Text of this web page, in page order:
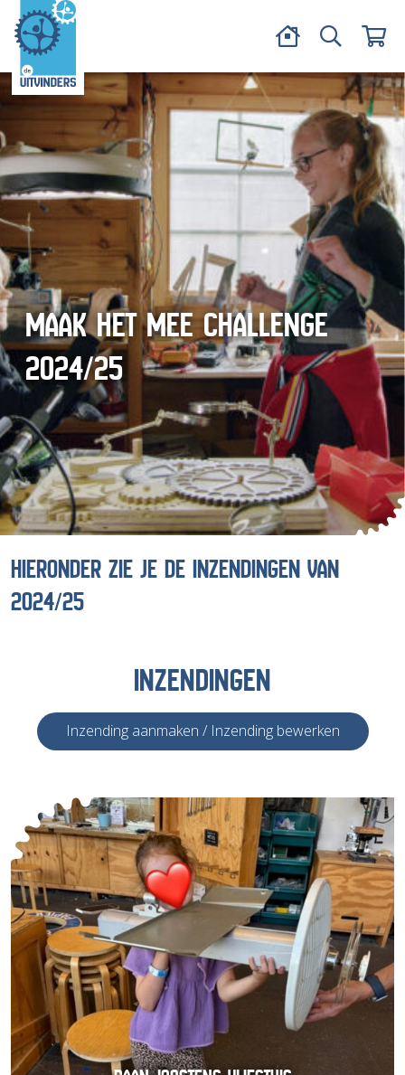
MAAK HET MEE CHALLENGE
2024/25
HIERONDER ZIE JE DE INZENDINGEN VAN
2024/25
INZENDINGEN
Inzending aanmaken / Inzending bewerken